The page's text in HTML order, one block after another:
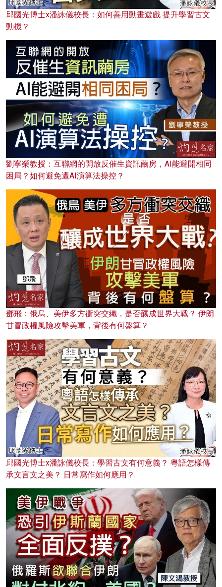
邱國光博士x潘詠儀校長：如何善用動畫遊戲 提升學習古文
動機？
劉寧榮教授：互聯網的開放反催生資訊繭房，AI能避開相同
困局？如何避免遭AI演算法操控？
鄧飛：俄烏、美伊多方衝突交織，是否釀成世界大戰？ 伊朗
甘冒政權風險攻擊美軍，背後有何盤算？
邱國光博士x潘詠儀校長：學習古文有何意義？ 粵語怎樣傳
承文言文之美？ 日常寫作如何應用？